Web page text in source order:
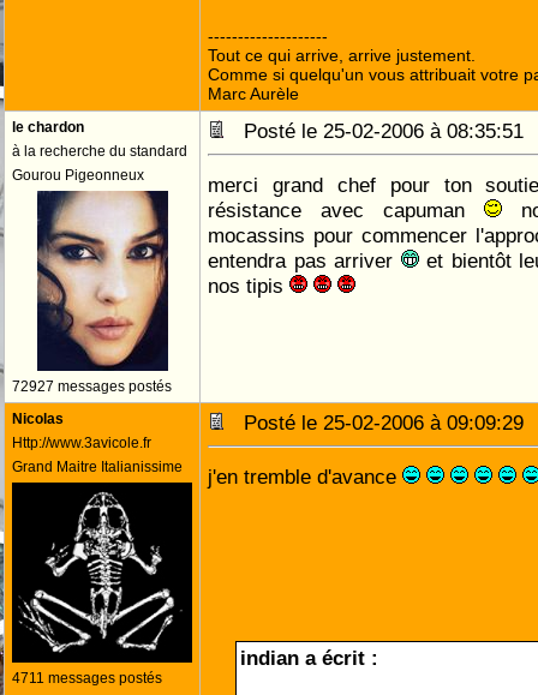
--------------------
Tout ce qui arrive, arrive justement.
Comme si quelqu'un vous attribuait votre
Marc Aurèle
le chardon
à la recherche du standard
Gourou Pigeonneux
72927 messages postés
Posté le 25-02-2006 à
merci grand chef pour ton
résistance avec capuman
mocassins pour commencer
entendra pas arriver
et bientôt
nos tipis
Nicolas
Http://www.3avicole.fr
Grand Maitre Italianissime
4711 messages postés
Posté le 25-02-2006 à
j'en tremble d'avance
indian a écrit :